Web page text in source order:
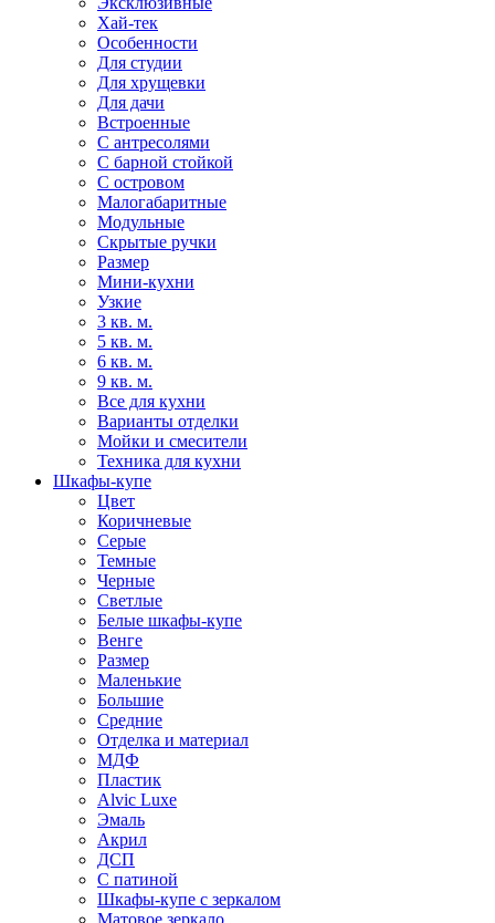
Хай-тек
Особенности
Для студии
Для хрущевки
Для дачи
Встроенные
С антресолями
С барной стойкой
С островом
Малогабаритные
Модульные
Скрытые ручки
Размер
Мини-кухни
Узкие
3 кв. м.
5 кв. м.
6 кв. м.
9 кв. м.
Все для кухни
Варианты отделки
Мойки и смесители
Техника для кухни
Шкафы-купе
Цвет
Коричневые
Серые
Темные
Черные
Светлые
Белые шкафы-купе
Венге
Размер
Маленькие
Большие
Средние
Отделка и материал
МДФ
Пластик
Alvic Luxe
Эмаль
Акрил
ДСП
С патиной
Шкафы-купе с зеркалом
Матовое зеркало